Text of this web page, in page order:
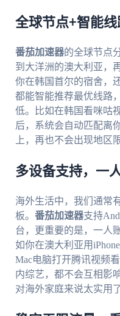
全球节点+智能
番茄加速器的全球节点
到大洋洲的澳大利亚，
你在韩国首尔的宿舍，
都能智能推荐最优线路
低。比如在韩国看咪咕
后，系统会自动匹配离
上，再也不会出现地区
多设备支持，一
海外生活中，我们通常
板。 番茄加速器支持
台，更重要的是，一人
如你在澳大利亚用
Mac电脑打开腾讯视频
内综艺，都不会互相影
对海外家庭来说太实用了